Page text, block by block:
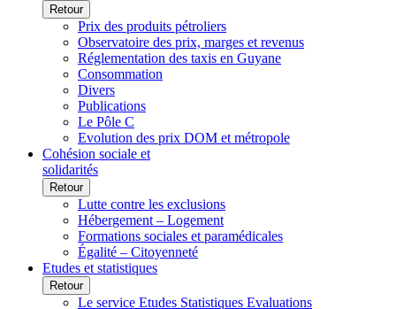
Retour
Prix des produits pétroliers
Observatoire des prix, marges et revenus
Réglementation des taxis en Guyane
Consommation
Divers
Publications
Le Pôle C
Evolution des prix DOM et métropole
Cohésion sociale et
solidarités
Retour
Lutte contre les exclusions
Hébergement – Logement
Formations sociales et paramédicales
Égalité – Citoyenneté
Etudes et statistiques
Retour
Le service Etudes Statistiques Evaluations